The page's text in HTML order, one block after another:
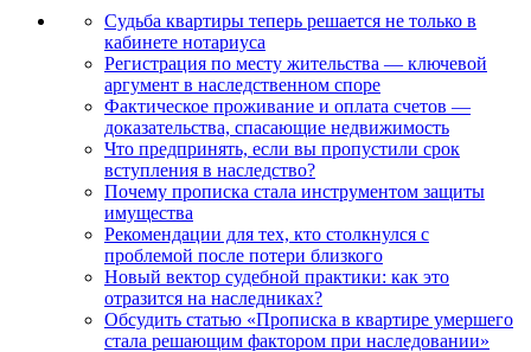
Судьба квартиры теперь решается не только в
кабинете нотариуса
Регистрация по месту жительства — ключевой
аргумент в наследственном споре
Фактическое проживание и оплата счетов —
доказательства, спасающие недвижимость
Что предпринять, если вы пропустили срок
вступления в наследство?
Почему прописка стала инструментом защиты
имущества
Рекомендации для тех, кто столкнулся с
проблемой после потери близкого
Новый вектор судебной практики: как это
отразится на наследниках?
Обсудить статью «Прописка в квартире умершего
стала решающим фактором при наследовании»